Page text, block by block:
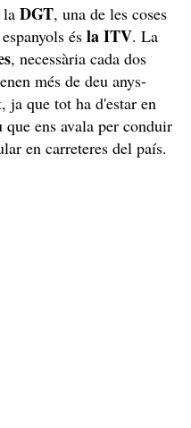
la DGT, una de les coses
és la ITV. La
, necessària cada dos
més de deu anys-
ja que tot ha d'estar en
ens avala per conduir
en carreteres del país.